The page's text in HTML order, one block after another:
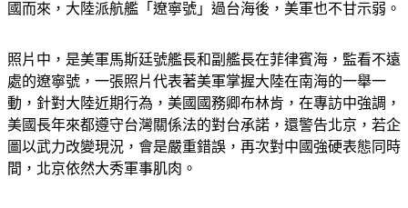
就在南海海域，這是羅斯福號今年二度進南海，明顯是衝著中
照片中，是美軍馬斯廷號艦長和副艦長在菲律賓海，監看不遠
處的遼寧號，一張照片代表著美軍掌握大陸在南海的一舉一
動，針對大陸近期行為，美國國務卿布林肯，在專訪中強調，
美國長年來都遵守台灣關係法的對台承諾，還警告北京，若企
圖以武力改變現況，會是嚴重錯誤，再次對中國強硬表態同時